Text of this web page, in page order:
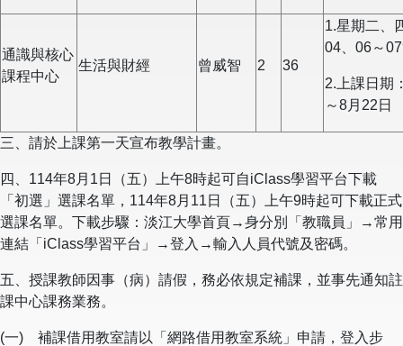
通識與核心
課程中心
生活與財經 曾威智 2 36
1.星期二、
04、06～
2.上課日期
～8月22日
三、請於上課第一天宣布教學計畫。
四、114年8月1日（五）上午8時起可自iClass學習平台下載
「初選」選課名單，114年8月11日（五）上午9時起可下載正式
選課名單。下載步驟：淡江大學首頁→身分別「教職員」→常用
連結「iClass學習平台」→登入→輸入人員代號及密碼。
五、授課教師因事（病）請假，務必依規定補課，並事先通知註
課中心課務業務。
(一) 補課借用教室請以「網路借用教室系統」申請，登入步